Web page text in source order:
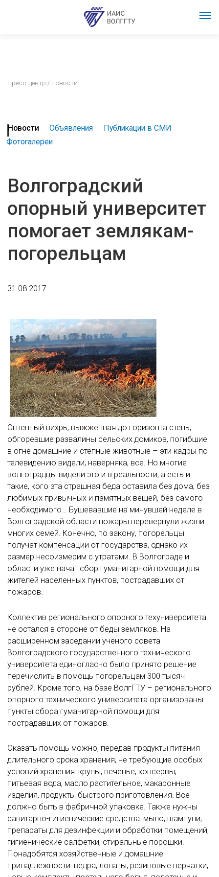
Пресс-центр / Новости
Новости Объявления
Публикации в СМИ
Фотогалереи
Волгоградский
опорный университет
помогает землякам-
погорельцам
31.08.2017
Огненный вихрь, выжженная до горизонта степь,
обгоревшие развалины сельских домиков, погибшие
в огне домашние и степные животные – эти кадры по
телевидению видели, наверняка, все. Но многие
волгоградцы видели это и в реальности, а есть и
такие, кого эта страшная беда оставила без дома, без
любимых привычных и памятных вещей, без самого
необходимого… Бушевавшие на минувшей неделе в
Волгоградской области пожары перевернули жизни
многих семей. Конечно, по закону, погорельцы
получат компенсации от государства, однако их
размер несоизмерим с утратами. В Волгограде и
области уже начат сбор гуманитарной помощи для
жителей населенных пунктов, пострадавших от
пожаров.
Коллектив регионального опорного техуниверситета
не остался в стороне от беды земляков. На
расширенном заседании ученого совета
Волгоградского государственного технического
университета единогласно было принято решение
перечислить в помощь погорельцам 300 тысяч
рублей. Кроме того, на базе ВолгГТУ – регионального
опорного технического университета организованы
пункты сбора гуманитарной помощи для
пострадавших от пожаров.
Оказать помощь можно, передав продукты питания
длительного срока хранения, не требующие особых
условий хранения: крупы, печенье, консервы,
питьевая вода, масло растительное, макаронные
изделия, продукты быстрого приготовления. Все
должно быть в фабричной упаковке. Также нужны
санитарно-гигиенические средства: мыло, шампуни,
препараты для дезинфекции и обработки помещений,
гигиенические салфетки, стиральные порошки.
Понадобятся хозяйственные и домашние
принадлежности: ведра, лопаты, резиновые перчатки,